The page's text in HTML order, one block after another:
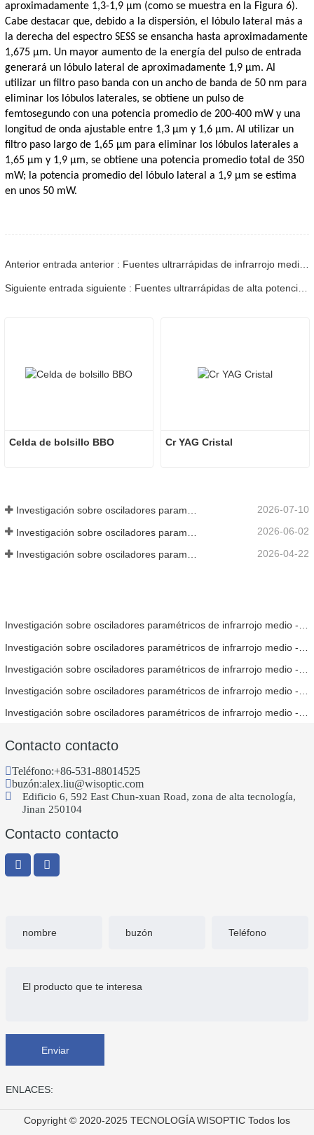
aproximadamente 1,3-1,9 μm (como se muestra en la Figura 6).
Cabe destacar que, debido a la dispersión, el lóbulo lateral más a
la derecha del espectro SESS se ensancha hasta aproximadamente
1,675 μm. Un mayor aumento de la energía del pulso de entrada
generará un lóbulo lateral de aproximadamente 1,9 μm. Al
utilizar un filtro paso banda con un ancho de banda de 50 nm para
eliminar los lóbulos laterales, se obtiene un pulso de
femtosegundo con una potencia promedio de 200-400 mW y una
longitud de onda ajustable entre 1,3 μm y 1,6 μm. Al utilizar un
filtro paso largo de 1,65 μm para eliminar los lóbulos laterales a
1,65 μm y 1,9 μm, se obtiene una potencia promedio total de 350
mW; la potencia promedio del lóbulo lateral a 1,9 μm se estima
en unos 50 mW.
Celda de bolsillo BBO Cr YAG Cristal
Investigación sobre osciladores paramétricos de infrarrojo medio - Parte 06 2026-07-10
2026-06-02
2026-04-22
Investigación sobre osciladores paramétricos de infrarrojo medio - Parte 06
Investigación sobre osciladores paramétricos de infrarrojo medio - Parte 02
Contacto contacto
Teléfono:+86-531-88014525
buzón:alex.liu@wisoptic.com
Edificio 6, 592 East Chun-xuan Road, zona de alta tecnología,
Jinan 250104
Contacto contacto
Enviar
ENLACES:
Copyright © 2020-2025 TECNOLOGÍA WISOPTIC Todos los